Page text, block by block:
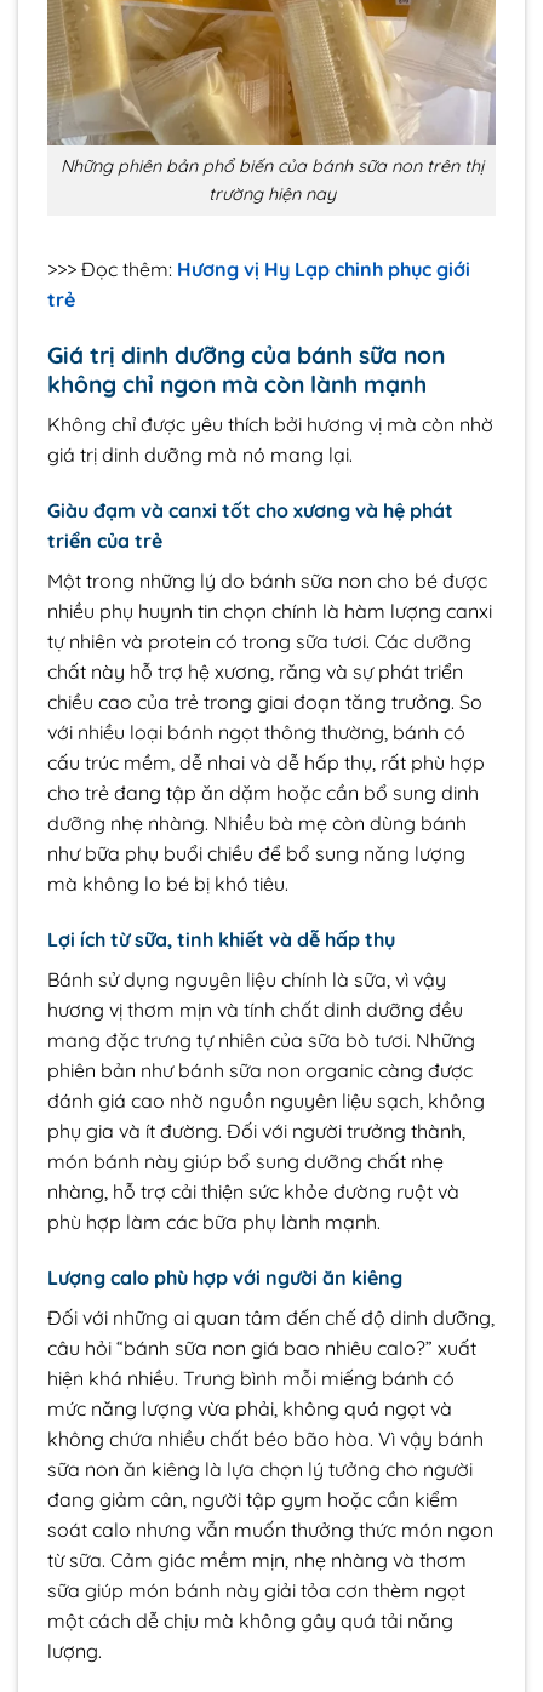
Những phiên bản phổ biến của bánh sữa non trên thị
trường hiện nay
>>> Đọc thêm: Hương vị Hy Lạp chinh phục giới
trẻ
Giá trị dinh dưỡng của bánh sữa non
không chỉ ngon mà còn lành mạnh
Không chỉ được yêu thích bởi hương vị mà còn nhờ
giá trị dinh dưỡng mà nó mang lại.
Giàu đạm và canxi tốt cho xương và hệ phát
triển của trẻ
Một trong những lý do bánh sữa non cho bé được
nhiều phụ huynh tin chọn chính là hàm lượng canxi
tự nhiên và protein có trong sữa tươi. Các dưỡng
chất này hỗ trợ hệ xương, răng và sự phát triển
chiều cao của trẻ trong giai đoạn tăng trưởng. So
với nhiều loại bánh ngọt thông thường, bánh có
cấu trúc mềm, dễ nhai và dễ hấp thụ, rất phù hợp
cho trẻ đang tập ăn dặm hoặc cần bổ sung dinh
dưỡng nhẹ nhàng. Nhiều bà mẹ còn dùng bánh
như bữa phụ buổi chiều để bổ sung năng lượng
mà không lo bé bị khó tiêu.
Lợi ích từ sữa, tinh khiết và dễ hấp thụ
Bánh sử dụng nguyên liệu chính là sữa, vì vậy
hương vị thơm mịn và tính chất dinh dưỡng đều
mang đặc trưng tự nhiên của sữa bò tươi. Những
phiên bản như bánh sữa non organic càng được
đánh giá cao nhờ nguồn nguyên liệu sạch, không
phụ gia và ít đường. Đối với người trưởng thành,
món bánh này giúp bổ sung dưỡng chất nhẹ
nhàng, hỗ trợ cải thiện sức khỏe đường ruột và
phù hợp làm các bữa phụ lành mạnh.
Lượng calo phù hợp với người ăn kiêng
Đối với những ai quan tâm đến chế độ dinh dưỡng,
câu hỏi “bánh sữa non giá bao nhiêu calo?” xuất
hiện khá nhiều. Trung bình mỗi miếng bánh có
mức năng lượng vừa phải, không quá ngọt và
không chứa nhiều chất béo bão hòa. Vì vậy bánh
sữa non ăn kiêng là lựa chọn lý tưởng cho người
đang giảm cân, người tập gym hoặc cần kiểm
soát calo nhưng vẫn muốn thưởng thức món ngon
từ sữa. Cảm giác mềm mịn, nhẹ nhàng và thơm
sữa giúp món bánh này giải tỏa cơn thèm ngọt
một cách dễ chịu mà không gây quá tải năng
lượng.